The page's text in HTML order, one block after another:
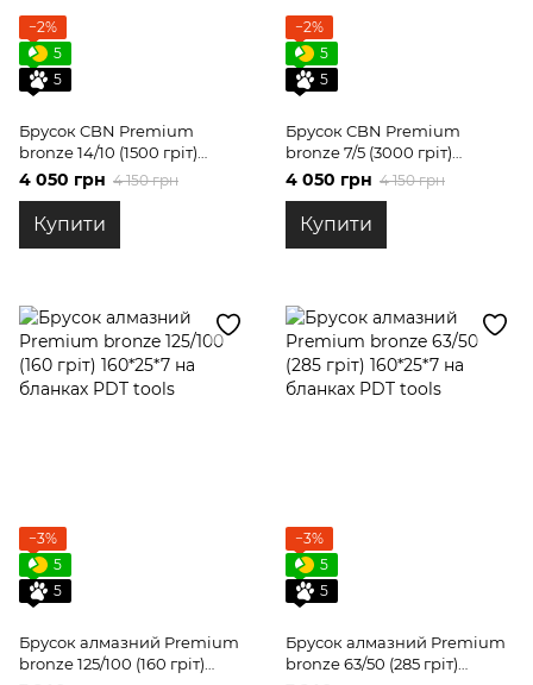
−2%
5
5
Брусок CBN Premium
bronze 14/10 (1500 гріт)
160*25*7 на бланках PDT
4 050 грн 4 150 грн
Купити
−2%
5
5
Брусок CBN Premium
bronze 7/5 (3000 гріт)
160*25*7 на бланках PDT
4 050 грн 4 150 грн
Купити
−3%
5
5
Брусок алмазний Premium
bronze 125/100 (160 гріт)
−3%
5
5
Брусок алмазний Premium
bronze 63/50 (285 гріт)